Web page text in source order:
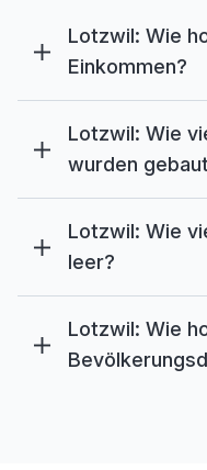
Lotzwil: Wie
Einkommen?
Lotzwil: Wie
wurden
Lotzwil: Wie
leer?
Lotzwil: Wie